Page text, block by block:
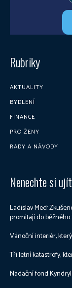
Rubriky
AKTUALITY
BYDLENÍ
FINANCE
PRO ŽENY
RADY A NÁVODY
Nenechte si ujít
Ladislav Med:
promítají do běžného
Vánoční interiér,
Tři letní katastrofy,
Nadační fond